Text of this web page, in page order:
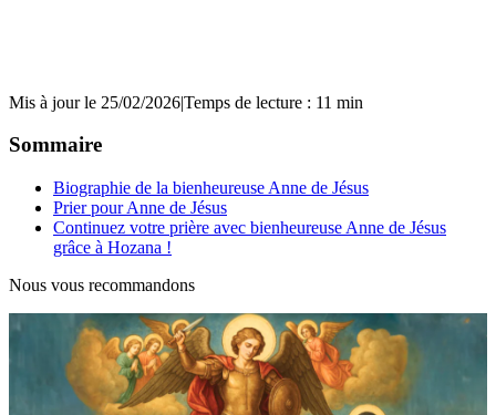
Mis à jour le 25/02/2026|Temps de lecture : 11 min
Sommaire
Biographie de la bienheureuse Anne de Jésus
Prier pour Anne de Jésus
Continuez votre prière avec bienheureuse Anne de Jésus
grâce à Hozana !
Nous vous recommandons